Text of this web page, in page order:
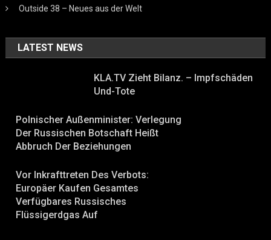
Outside 38 – Neues aus der Welt
LATEST NEWS
KLA.TV Zieht Bilanz. – Impfschäden
Und-Tote
Polnischer Außenminister: Verlegung
Der Russischen Botschaft Heißt
Abbruch Der Beziehungen
Vor Inkrafttreten Des Verbots:
Europäer Kaufen Gesamtes
Verfügbares Russisches
Flüssigerdgas Auf